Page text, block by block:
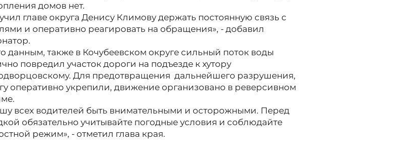
домов нет.
главе округа Денису Климову держать постоянную связь с
и оперативно реагировать на обращения», - добавил
данным, также в Кочубеевском округе сильный поток воды
повредил участок дороги на подъезде к хутору
Для предотвращения дальнейшего разрушения,
оперативно укрепили, движение организовано в реверсивном
всех водителей быть внимательными и осторожными. Перед
обязательно учитывайте погодные условия и соблюдайте
режим», - отметил глава края.